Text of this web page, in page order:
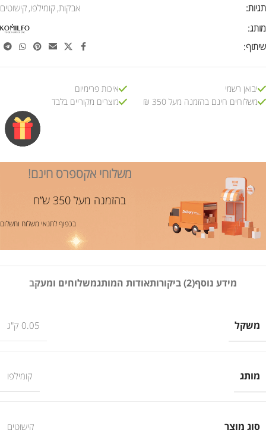
תגיות:
אבקות, קומילפו, קישוטים
מותג:
שיתוף:
יבואן רשמי
משלוחים חינם בהזמנה מעל 350 ₪
איכות פרימיום
מוצרים מקוריים בלבד
משלוחי אקספרס חינם!
בהזמנה מעל 350 ש”ח
בכפוף לתנאי משלוח ותשלום
מידע נוסף(2) ביקורות אודות המותגמשלוחים ומעקב
משקל 0.05 ק"ג
מותג קומילפו
סוג מוצר קישוטים